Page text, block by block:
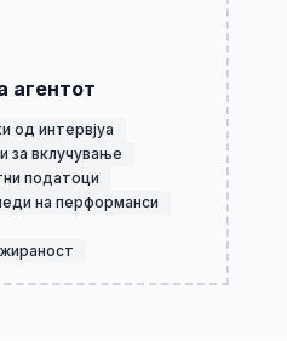
агентот
од интервјуа
за вклучување
податоци
на перформанси